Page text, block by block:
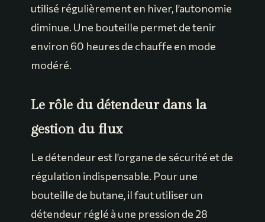
utilisé régulièrement en hiver, l’autonomie
diminue. Une bouteille permet de tenir
environ 60 heures de chauffe en mode
modéré.
Le rôle du détendeur dans la
gestion du flux
Le détendeur est l’organe de sécurité et de
régulation indispensable. Pour une
bouteille de butane, il faut utiliser un
détendeur réglé à une pression de 28